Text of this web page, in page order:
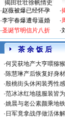
揭田壮壮徐帆情史
·赵薇被爆已经怀孕
·李宇春爆遭母逼婚
·圣诞节明信片八折
·
·
·
茶 余 饭 后
·何炅获地产大亨喂猕
·陈慧琳产后恢复好身
·殷桃街头休闲装秀性
·范冰冰红地毯服装皆
·姚晨与老公素颜乘地
· 日军竟拿战俘做活体